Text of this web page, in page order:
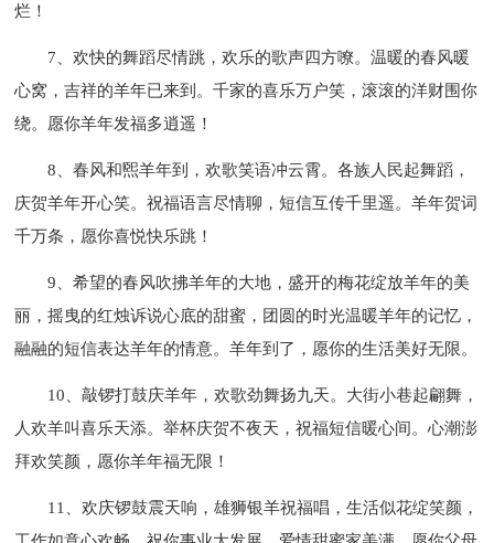
烂！
7、欢快的舞蹈尽情跳，欢乐的歌声四方嘹。温暖的春风暖
心窝，吉祥的羊年已来到。千家的喜乐万户笑，滚滚的洋财围你
绕。愿你羊年发福多逍遥！
8、春风和煕羊年到，欢歌笑语冲云霄。各族人民起舞蹈，
庆贺羊年开心笑。祝福语言尽情聊，短信互传千里遥。羊年贺词
千万条，愿你喜悦快乐跳！
9、希望的春风吹拂羊年的大地，盛开的梅花绽放羊年的美
丽，摇曳的红烛诉说心底的甜蜜，团圆的时光温暖羊年的记忆，
融融的短信表达羊年的情意。羊年到了，愿你的生活美好无限。
10、敲锣打鼓庆羊年，欢歌劲舞扬九天。大街小巷起翩舞，
人欢羊叫喜乐天添。举杯庆贺不夜天，祝福短信暖心间。心潮澎
拜欢笑颜，愿你羊年福无限！
11、欢庆锣鼓震天响，雄狮银羊祝福唱，生活似花绽笑颜，